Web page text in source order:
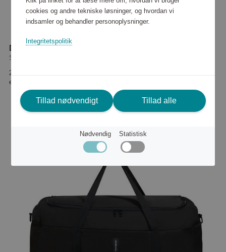
Digital bagagevægt
Samsonite
25 080 point
eller
cookies og andre tekniske løsninger, og hvordan vi
indsamler og behandler personoplysninger.
Integritetspolitik
Tillad nødvendigt Tillad alle
Nødvendig Statistisk